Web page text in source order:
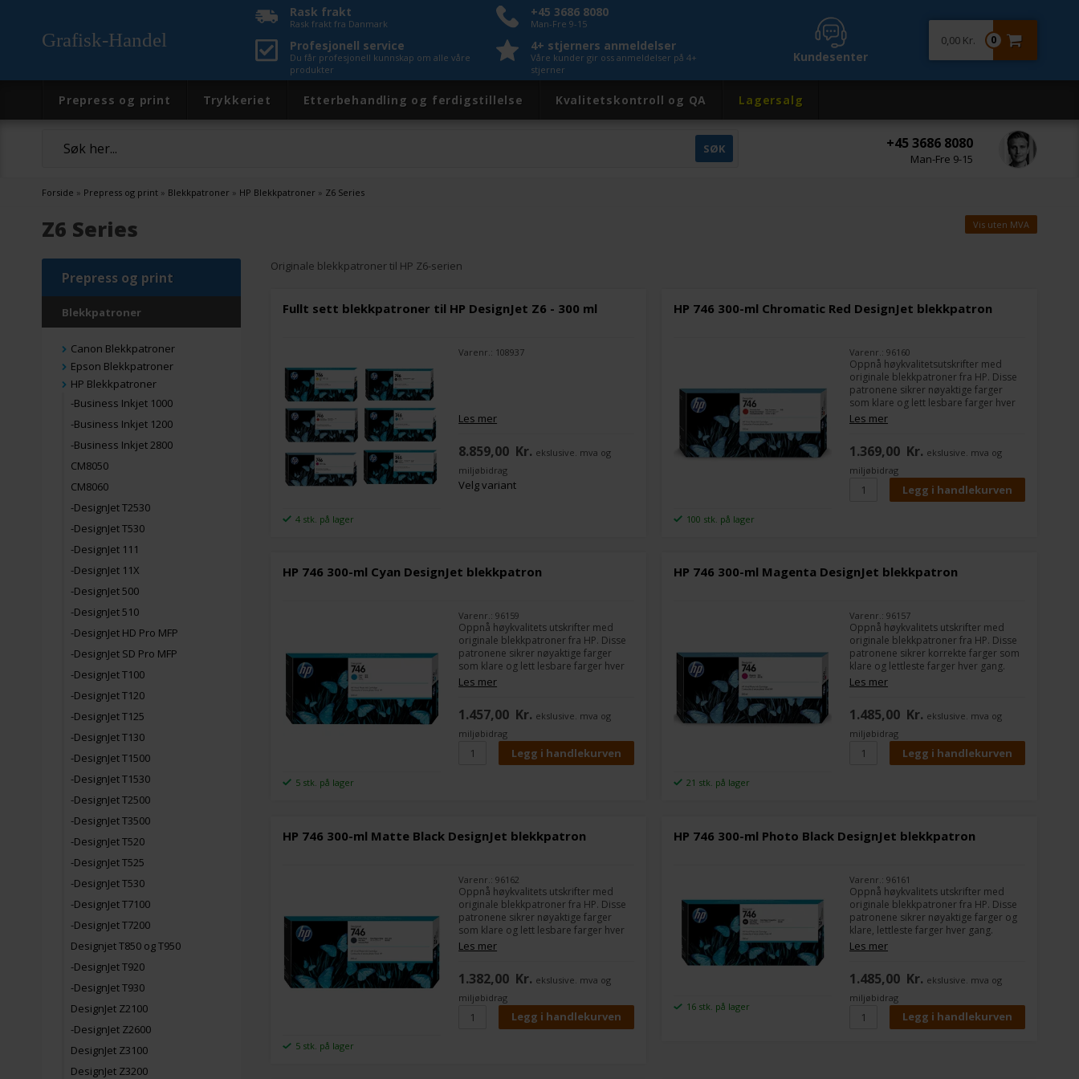
Grafisk-Handel
Rask frakt
Rask frakt fra Danmark
+45 3686 8080
Man-Fre 9-15
Profesjonell service
Du får profesjonell kunnskap om alle våre
produkter
4+ stjerners anmeldelser
Våre kunder gir oss anmeldelser på 4+
stjerner
+45 3686 8080
Man-Fre 9-15
Kundesenter
0
0,00 Kr.
Prepress og print Trykkeriet Etterbehandling og ferdigstillelse Kvalitetskontroll og QA Lagersalg
Forside » Prepress og print » Blekkpatroner » HP Blekkpatroner » Z6 Series
Vis uten MVA
Z6 Series
Prepress og print
Blekkpatroner
Canon Blekkpatroner
Epson Blekkpatroner
HP Blekkpatroner
-Business Inkjet 1000
-Business Inkjet 1200
-Business Inkjet 2800
CM8050
CM8060
-DesignJet T2530
-DesignJet T530
-DesignJet 111
-DesignJet 11X
-DesignJet 500
-DesignJet 510
-DesignJet HD Pro MFP
-DesignJet SD Pro MFP
-DesignJet T100
-DesignJet T120
-DesignJet T125
-DesignJet T130
-DesignJet T1500
-DesignJet T1530
-DesignJet T2500
-DesignJet T3500
-DesignJet T520
-DesignJet T525
-DesignJet T530
-DesignJet T7100
-DesignJet T7200
Designjet T850 og T950
-DesignJet T920
-DesignJet T930
DesignJet Z2100
-DesignJet Z2600
DesignJet Z3100
DesignJet Z3200
Originale blekkpatroner til HP Z6-serien
Fullt sett blekkpatroner til HP DesignJet Z6 - 300 ml
4 stk. på lager
Varenr.: 108937
Les mer
8.859,00 Kr. ekslusive. mva og
miljøbidrag
Velg variant
HP 746 300-ml Chromatic Red DesignJet blekkpatron
100 stk. på lager
Varenr.: 96160
Oppnå høykvalitetsutskrifter med
originale blekkpatroner fra HP. Disse
patronene sikrer nøyaktige farger
som klare og lett lesbare farger hver
gang.
Les mer
1.369,00 Kr. ekslusive. mva og
miljøbidrag
HP 746 300-ml Cyan DesignJet blekkpatron
5 stk. på lager
Varenr.: 96159
Oppnå høykvalitets utskrifter med
originale blekkpatroner fra HP. Disse
patronene sikrer nøyaktige farger
som klare og lett lesbare farger hver
gang.
Les mer
1.457,00 Kr. ekslusive. mva og
miljøbidrag
HP 746 300-ml Magenta DesignJet blekkpatron
21 stk. på lager
Varenr.: 96157
Oppnå høykvalitets utskrifter med
originale blekkpatroner fra HP. Disse
patronene sikrer korrekte farger som
klare og lettleste farger hver gang.
Les mer
1.485,00 Kr. ekslusive. mva og
miljøbidrag
HP 746 300-ml Matte Black DesignJet blekkpatron
5 stk. på lager
Varenr.: 96162
Oppnå høykvalitets utskrifter med
originale blekkpatroner fra HP. Disse
patronene sikrer nøyaktige farger
som klare og lett lesbare farger hver
gang.
Les mer
1.382,00 Kr. ekslusive. mva og
miljøbidrag
HP 746 300-ml Photo Black DesignJet blekkpatron
16 stk. på lager
Varenr.: 96161
Oppnå høykvalitets utskrifter med
originale blekkpatroner fra HP. Disse
patronene sikrer nøyaktige farger og
klare, lettleste farger hver gang.
Les mer
1.485,00 Kr. ekslusive. mva og
miljøbidrag